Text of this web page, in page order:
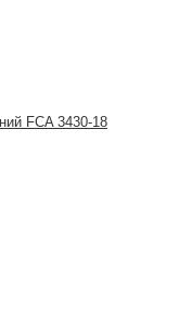
FCA 3430-18